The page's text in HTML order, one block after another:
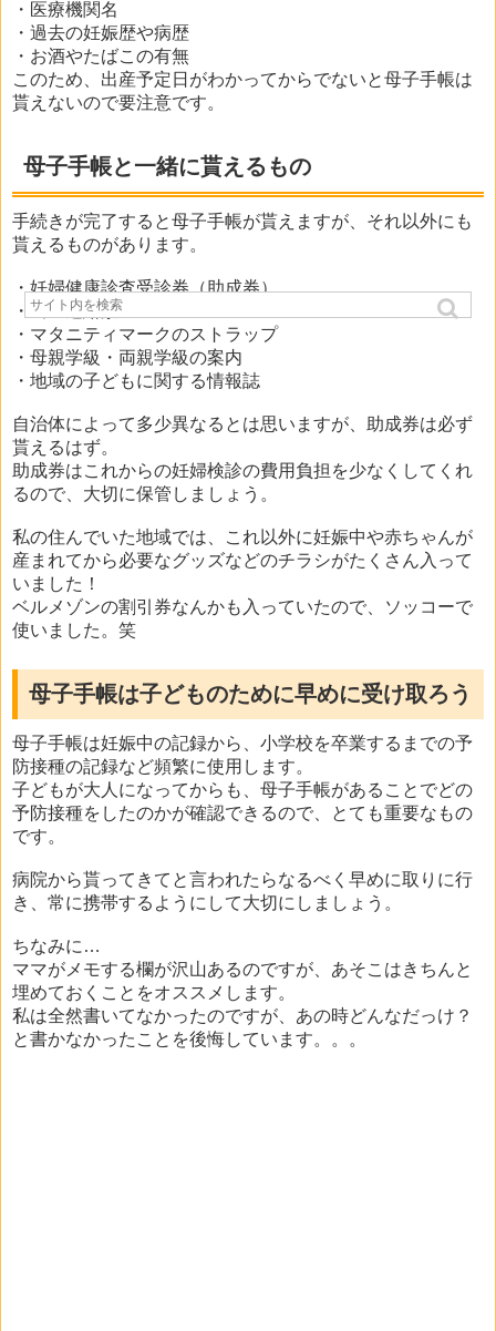
・医療機関名
・過去の妊娠歴や病歴
・お酒やたばこの有無
このため、出産予定日がわかってからでないと母子手帳は
貰えないので要注意です。
母子手帳と一緒に貰えるもの
手続きが完了すると母子手帳が貰えますが、それ以外にも
貰えるものがあります。
・妊婦健康診査受診券（助成券）
・出生連絡票
・マタニティマークのストラップ
・母親学級・両親学級の案内
・地域の子どもに関する情報誌
自治体によって多少異なるとは思いますが、助成券は必ず
貰えるはず。
助成券はこれからの妊婦検診の費用負担を少なくしてくれ
るので、大切に保管しましょう。
私の住んでいた地域では、これ以外に妊娠中や赤ちゃんが
産まれてから必要なグッズなどのチラシがたくさん入って
いました！
ベルメゾンの割引券なんかも入っていたので、ソッコーで
使いました。笑
母子手帳は子どものために早めに受け取ろう
母子手帳は妊娠中の記録から、小学校を卒業するまでの予
防接種の記録など頻繁に使用します。
子どもが大人になってからも、母子手帳があることでどの
予防接種をしたのかが確認できるので、とても重要なもの
です。
病院から貰ってきてと言われたらなるべく早めに取りに行
き、常に携帯するようにして大切にしましょう。
ちなみに…
ママがメモする欄が沢山あるのですが、あそこはきちんと
埋めておくことをオススメします。
私は全然書いてなかったのですが、あの時どんなだっけ？
と書かなかったことを後悔しています。。。